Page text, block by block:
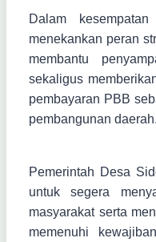
Dalam
menekankan peran
membantu
sekaligus
pembayaran PBB
pembangunan daerah.
Pemerintah Desa
untuk segera
masyarakat serta
memenuhi